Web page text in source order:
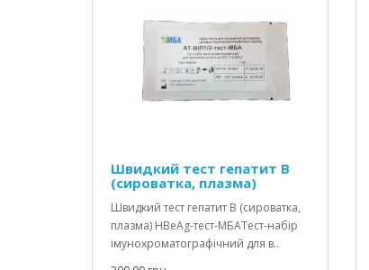
Швидкий тест гепатит В
(сироватка, плазма)
Швидкий тест гепатит В (сироватка,
плазма) HBеAg-тест-МБАТест-набір
імунохроматографічний для в..